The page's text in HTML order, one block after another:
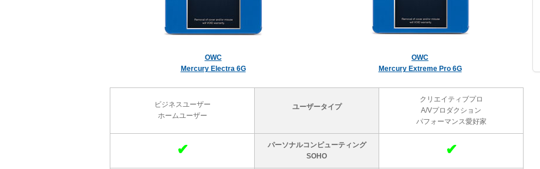
OWC
Mercury Electra 6G
OWC
Mercury Extreme Pro 6G
ビジネスユーザー
ホームユーザー
ユーザータイプ
クリエイティブプロ
A/Vプロダクション
パフォーマンス愛好家
✔
パーソナルコンピューティング
SOHO
✔